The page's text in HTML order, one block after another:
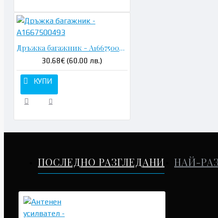
Дръжка багажник - A1667500493
30.68€ (60.00 лв.)
КУПИ
ПОСЛЕДНО РАЗГЛЕДАНИ НАЙ-